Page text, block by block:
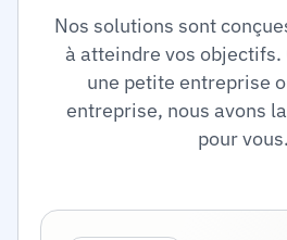
Nos solutions sont
à atteindre vos objectifs.
une petite entreprise
entreprise, nous avons
pour vous.